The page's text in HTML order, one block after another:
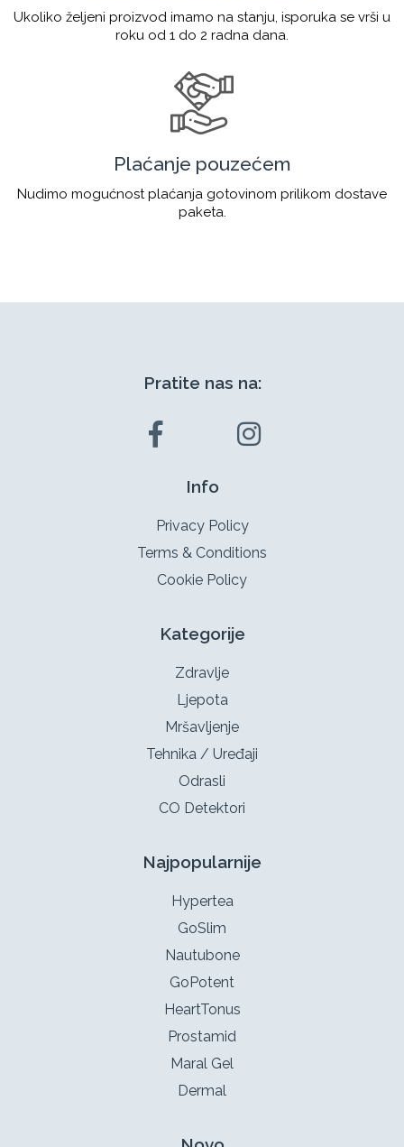
Ukoliko željeni proizvod imamo na stanju, isporuka se vrši u
roku od 1 do 2 radna dana.
Plaćanje pouzećem
Nudimo mogućnost plaćanja gotovinom prilikom dostave
paketa.
Pratite nas na:
Info
Privacy Policy
Terms & Conditions
Cookie Policy
Kategorije
Zdravlje
Ljepota
Mršavljenje
Tehnika / Uređaji
Odrasli
CO Detektori
Najpopularnije
Hypertea
GoSlim
Nautubone
GoPotent
HeartTonus
Prostamid
Maral Gel
Dermal